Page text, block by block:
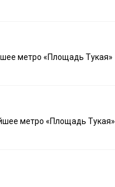
метро «Площадь Тукая»
метро «Площадь Тукая»